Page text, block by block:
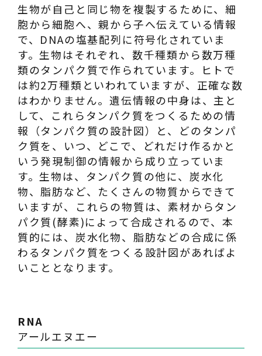
生物が自己と同じ物を複製するために、細
胞から細胞へ、親から子へ伝えている情報
で、DNAの塩基配列に符号化されていま
す。生物はそれぞれ、数千種類から数万種
類のタンパク質で作られています。ヒトで
は約2万種類といわれていますが、正確な数
はわかりません。遺伝情報の中身は、主と
して、これらタンパク質をつくるための情
報（タンパク質の設計図）と、どのタンパ
ク質を、いつ、どこで、どれだけ作るかと
いう発現制御の情報から成り立っていま
す。生物は、タンパク質の他に、炭水化
物、脂肪など、たくさんの物質からできて
いますが、これらの物質は、素材からタン
パク質(酵素)によって合成されるので、本
質的には、炭水化物、脂肪などの合成に係
わるタンパク質をつくる設計図があればよ
いこととなります。
RNA
アールエヌエー